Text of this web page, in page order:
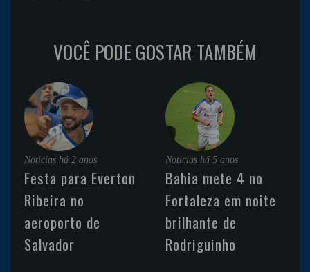
VOCÊ PODE GOSTAR TAMBÉM
Noticias há 2 anos
Festa para Everton
Ribeira no
aeroporto de
Salvador
Noticias há 5 anos
Bahia mete 4 no
Fortaleza em noite
brilhante de
Rodriguinho